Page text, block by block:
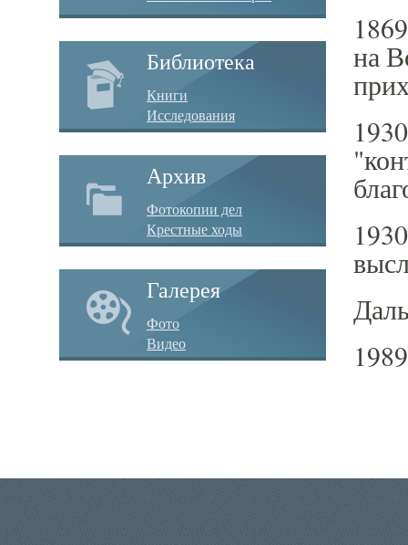
Библиотека
Книги
Исследования
Архив
Фотокопии дел
Крестные ходы
Галерея
Фото
Видео
на